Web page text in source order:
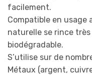
facilement.
Compatible en usage
naturelle se rince
biodégradable.
S’utilise sur de
Métaux (argent,